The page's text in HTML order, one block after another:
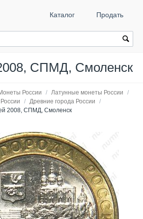
Каталог Продать
СПМД, Смоленск
России / Латунные монеты России
/
/ Древние города России
/
2008, СПМД, Смоленск